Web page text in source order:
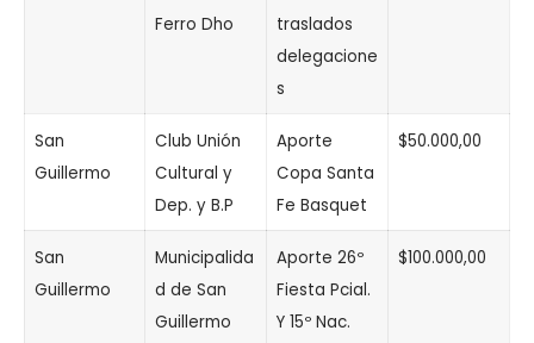
Ferro Dho
traslados
delegacione
s
San
Guillermo
Club Unión
Cultural y
Dep. y B.P
Aporte
Copa Santa
Fe Basquet
$50.000,00
San
Guillermo
Municipalida
d de San
Guillermo
Aporte 26º
Fiesta Pcial.
Y 15º Nac.
$100.000,00